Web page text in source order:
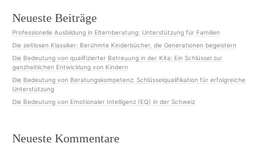
Neueste Beiträge
Professionelle Ausbildung in Elternberatung: Unterstützung für Familien
Die zeitlosen Klassiker: Berühmte Kinderbücher, die Generationen begeistern
Die Bedeutung von qualifizierter Betreuung in der Kita: Ein Schlüssel zur
ganzheitlichen Entwicklung von Kindern
Die Bedeutung von Beratungskompetenz: Schlüsselqualifikation für erfolgreiche
Unterstützung
Die Bedeutung von Emotionaler Intelligenz (EQ) in der Schweiz
Neueste Kommentare